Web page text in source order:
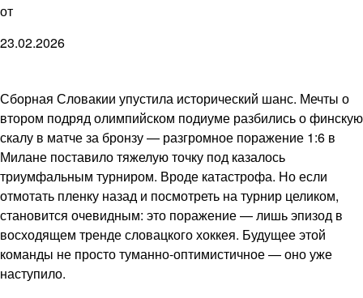
от
23.02.2026
Сборная Словакии упустила исторический шанс. Мечты о
втором подряд олимпийском подиуме разбились о финскую
скалу в матче за бронзу — разгромное поражение 1:6 в
Милане поставило тяжелую точку под казалось
триумфальным турниром. Вроде катастрофа. Но если
отмотать пленку назад и посмотреть на турнир целиком,
становится очевидным: это поражение — лишь эпизод в
восходящем тренде словацкого хоккея. Будущее этой
команды не просто туманно-оптимистичное — оно уже
наступило.